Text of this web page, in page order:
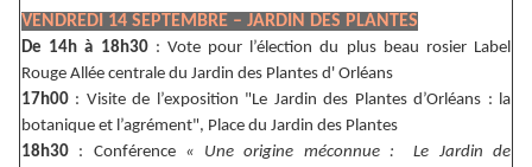
VENDREDI 14 SEPTEMBRE – JARDIN DES PLANTES
De 14h à 18h30 : Vote pour l’élection du plus beau rosier Label
Rouge Allée centrale du Jardin des Plantes d' Orléans
17h00 : Visite de l’exposition "Le Jardin des Plantes d’Orléans : la
botanique et l’agrément", Place du Jardin des Plantes
18h30 : Conférence« Une origine méconnue : Le Jardin de